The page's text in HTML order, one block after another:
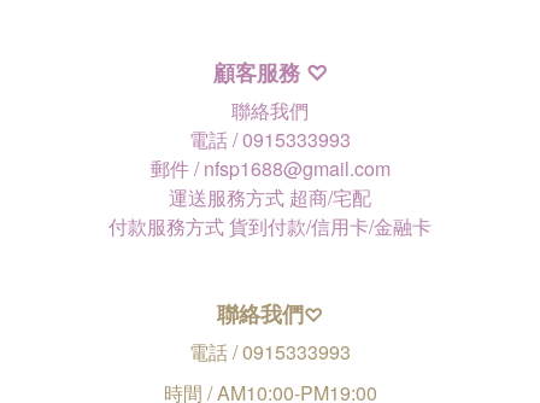
顧客服務 ♡
聯絡我們
電話 / 0915333993
郵件 / nfsp1688@gmail.com
運送服務方式 超商/宅配
付款服務方式 貨到付款/信用卡/金融卡
聯絡我們♡
電話 / 0915333993
時間 / AM10:00-PM19:00